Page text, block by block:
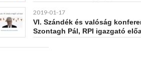
2019-01-17
VI. Szándék és valóság
Szontagh Pál, RPI igazgató